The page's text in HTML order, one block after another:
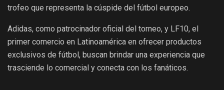
trofeo que representa la cúspide del fútbol europeo.
Adidas, como patrocinador oficial del torneo, y LF10, el
primer comercio en Latinoamérica en ofrecer productos
exclusivos de fútbol, buscan brindar una experiencia que
trasciende lo comercial y conecta con los fanáticos.